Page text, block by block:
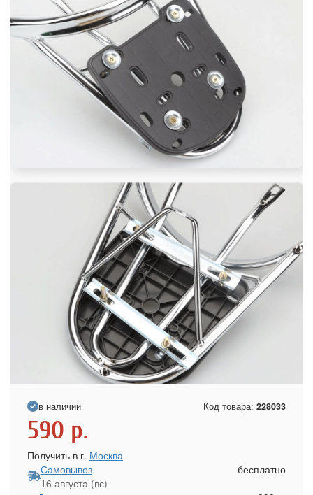
в наличии Код товара: 228033
590 р.
Получить в г. Москва
Самовывоз
16 августа (вс)
бесплатно